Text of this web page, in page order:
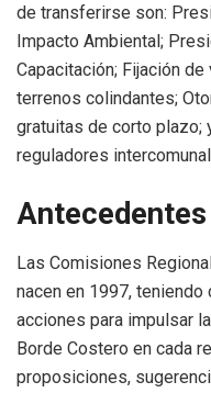
de transferirse son:
Impacto Ambiental;
Capacitación; Fijación
terrenos colindantes;
gratuitas de corto plazo;
reguladores
Antecedentes
Las Comisiones
nacen en 1997,
acciones para impulsar
Borde Costero en cada
proposiciones,